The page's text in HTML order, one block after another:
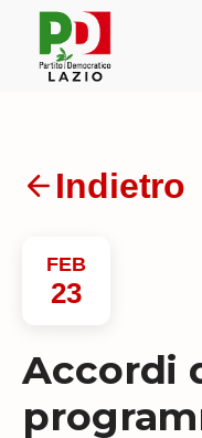
Indietro
FEB
23
Accordi